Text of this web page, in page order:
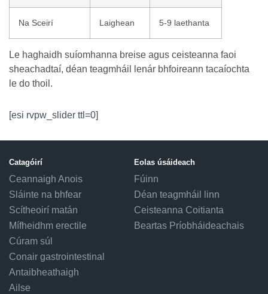
Na Sceirí Laighean 5-9 laethanta
Le haghaidh suíomhanna breise agus ceisteanna faoi
sheachadtaí, déan teagmháil lenár bhfoireann tacaíochta
le do thoil.
[esi rvpw_slider ttl=0]
Catagóirí
Ceannaigh Anois
Sláinte na bhfear
Scítheoirí matán
Mífheidhm erectile
Cúram súl
Conair gastrointestinal
Antaibheathaigh
Ailse
Eolas úsáideach
Fúinn
Déan teagmháil linn
Ceisteanna Coitianta
Beartas Príobháideachais